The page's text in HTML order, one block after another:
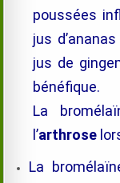
poussées
jus
jus de
bénéfique.
La
l’arthrose
La